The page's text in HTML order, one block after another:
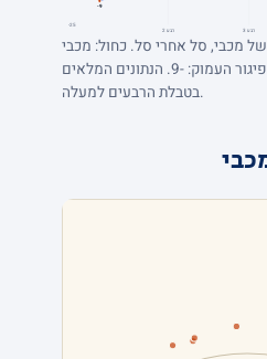
-25
-9
רבע 2 רבע 3
מכבי, סל אחרי סל. כחול: מכבי
מובילה. השיא: +21, הפיגור העמוק: -9. הנתונים המלאים
בטבלת הרבעים למעלה.